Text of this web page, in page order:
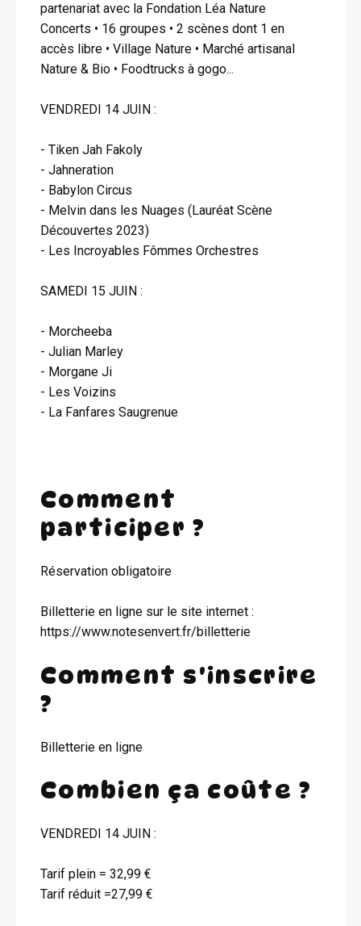
partenariat avec la Fondation Léa Nature
Concerts • 16 groupes • 2 scènes dont 1 en
accès libre • Village Nature • Marché artisanal
Nature & Bio • Foodtrucks à gogo...
VENDREDI 14 JUIN :
- Tiken Jah Fakoly
- Jahneration
- Babylon Circus
- Melvin dans les Nuages (Lauréat Scène
Découvertes 2023)
- Les Incroyables Fômmes Orchestres
SAMEDI 15 JUIN :
- Morcheeba
- Julian Marley
- Morgane Ji
- Les Voizins
- La Fanfares Saugrenue
Comment
participer ?
Réservation obligatoire
Billetterie en ligne sur le site internet :
https://www.notesenvert.fr/billetterie
Comment s'inscrire
?
Billetterie en ligne
Combien ça coûte ?
VENDREDI 14 JUIN :
Tarif plein = 32,99 €
Tarif réduit =27,99 €